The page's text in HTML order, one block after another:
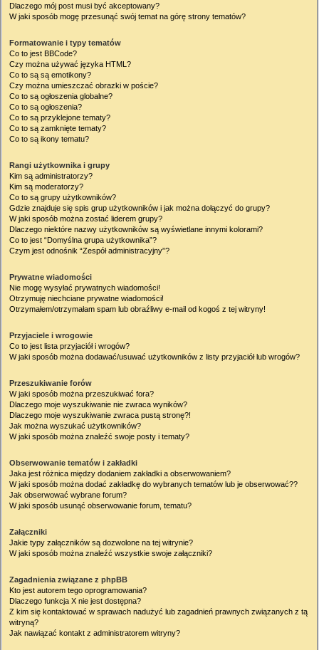
Dlaczego mój post musi być akceptowany?
W jaki sposób mogę przesunąć swój temat na górę strony tematów?
Formatowanie i typy tematów
Co to jest BBCode?
Czy można używać języka HTML?
Co to są są emotikony?
Czy można umieszczać obrazki w poście?
Co to są ogłoszenia globalne?
Co to są ogłoszenia?
Co to są przyklejone tematy?
Co to są zamknięte tematy?
Co to są ikony tematu?
Rangi użytkownika i grupy
Kim są administratorzy?
Kim są moderatorzy?
Co to są grupy użytkowników?
Gdzie znajduje się spis grup użytkowników i jak można dołączyć do grupy?
W jaki sposób można zostać liderem grupy?
Dlaczego niektóre nazwy użytkowników są wyświetlane innymi kolorami?
Co to jest “Domyślna grupa użytkownika”?
Czym jest odnośnik “Zespół administracyjny”?
Prywatne wiadomości
Nie mogę wysyłać prywatnych wiadomości!
Otrzymuję niechciane prywatne wiadomości!
Otrzymałem/otrzymałam spam lub obraźliwy e-mail od kogoś z tej witryny!
Przyjaciele i wrogowie
Co to jest lista przyjaciół i wrogów?
W jaki sposób można dodawać/usuwać użytkowników z listy przyjaciół lub wrogów?
Przeszukiwanie forów
W jaki sposób można przeszukiwać fora?
Dlaczego moje wyszukiwanie nie zwraca wyników?
Dlaczego moje wyszukiwanie zwraca pustą stronę?!
Jak można wyszukać użytkowników?
W jaki sposób można znaleźć swoje posty i tematy?
Obserwowanie tematów i zakładki
Jaka jest różnica między dodaniem zakładki a obserwowaniem?
W jaki sposób można dodać zakładkę do wybranych tematów lub je obserwować??
Jak obserwować wybrane forum?
W jaki sposób usunąć obserwowanie forum, tematu?
Załączniki
Jakie typy załączników są dozwolone na tej witrynie?
W jaki sposób można znaleźć wszystkie swoje załączniki?
Zagadnienia związane z phpBB
Kto jest autorem tego oprogramowania?
Dlaczego funkcja X nie jest dostępna?
Z kim się kontaktować w sprawach nadużyć lub zagadnień prawnych związanych z tą
witryną?
Jak nawiązać kontakt z administratorem witryny?